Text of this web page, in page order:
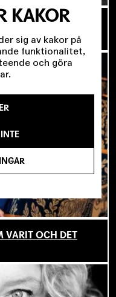
VARIT OCH DET
KAKOR
sig av kakor på
funktionalitet,
och göra